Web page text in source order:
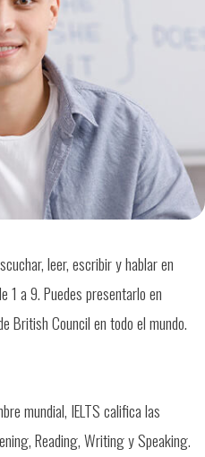
leer, escribir y hablar en
1 a 9. Puedes presentarlo en
British Council en todo el mundo.
mundial, IELTS califica las
Reading, Writing y Speaking.